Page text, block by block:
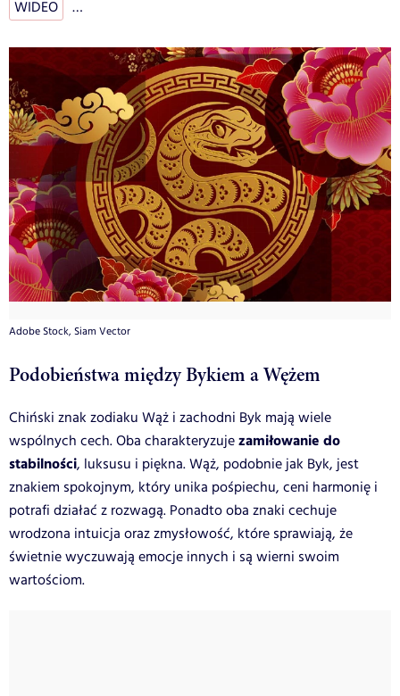
WIDEO …
Adobe Stock, Siam Vector
Podobieństwa między Bykiem a Wężem
Chiński znak zodiaku Wąż i zachodni Byk mają wiele
wspólnych cech. Oba charakteryzujezamiłowanie do
stabilności, luksusu i piękna. Wąż, podobnie jak Byk, jest
znakiem spokojnym, który unika pośpiechu, ceni harmonię i
potrafi działać z rozwagą. Ponadto oba znaki cechuje
wrodzona intuicja oraz zmysłowość, które sprawiają, że
świetnie wyczuwają emocje innych i są wierni swoim
wartościom.